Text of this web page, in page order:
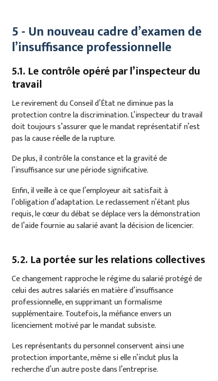
5 - Un nouveau cadre d’examen de
l’insuffisance professionnelle
5.1. Le contrôle opéré par l’inspecteur du
travail
Le revirement du Conseil d’État ne diminue pas la
protection contre la discrimination. L’inspecteur du travail
doit toujours s’assurer que le mandat représentatif n’est
pas la cause réelle de la rupture.
De plus, il contrôle la constance et la gravité de
l’insuffisance sur une période significative.
Enfin, il veille à ce que l’employeur ait satisfait à
l’obligation d’adaptation. Le reclassement n’étant plus
requis, le cœur du débat se déplace vers la démonstration
de l’aide fournie au salarié avant la décision de licencier.
5.2. La portée sur les relations collectives
Ce changement rapproche le régime du salarié protégé de
celui des autres salariés en matière d’insuffisance
professionnelle, en supprimant un formalisme
supplémentaire. Toutefois, la méfiance envers un
licenciement motivé par le mandat subsiste.
Les représentants du personnel conservent ainsi une
protection importante, même si elle n’inclut plus la
recherche d’un autre poste dans l’entreprise.